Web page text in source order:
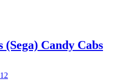
(Sega) Candy Cabs